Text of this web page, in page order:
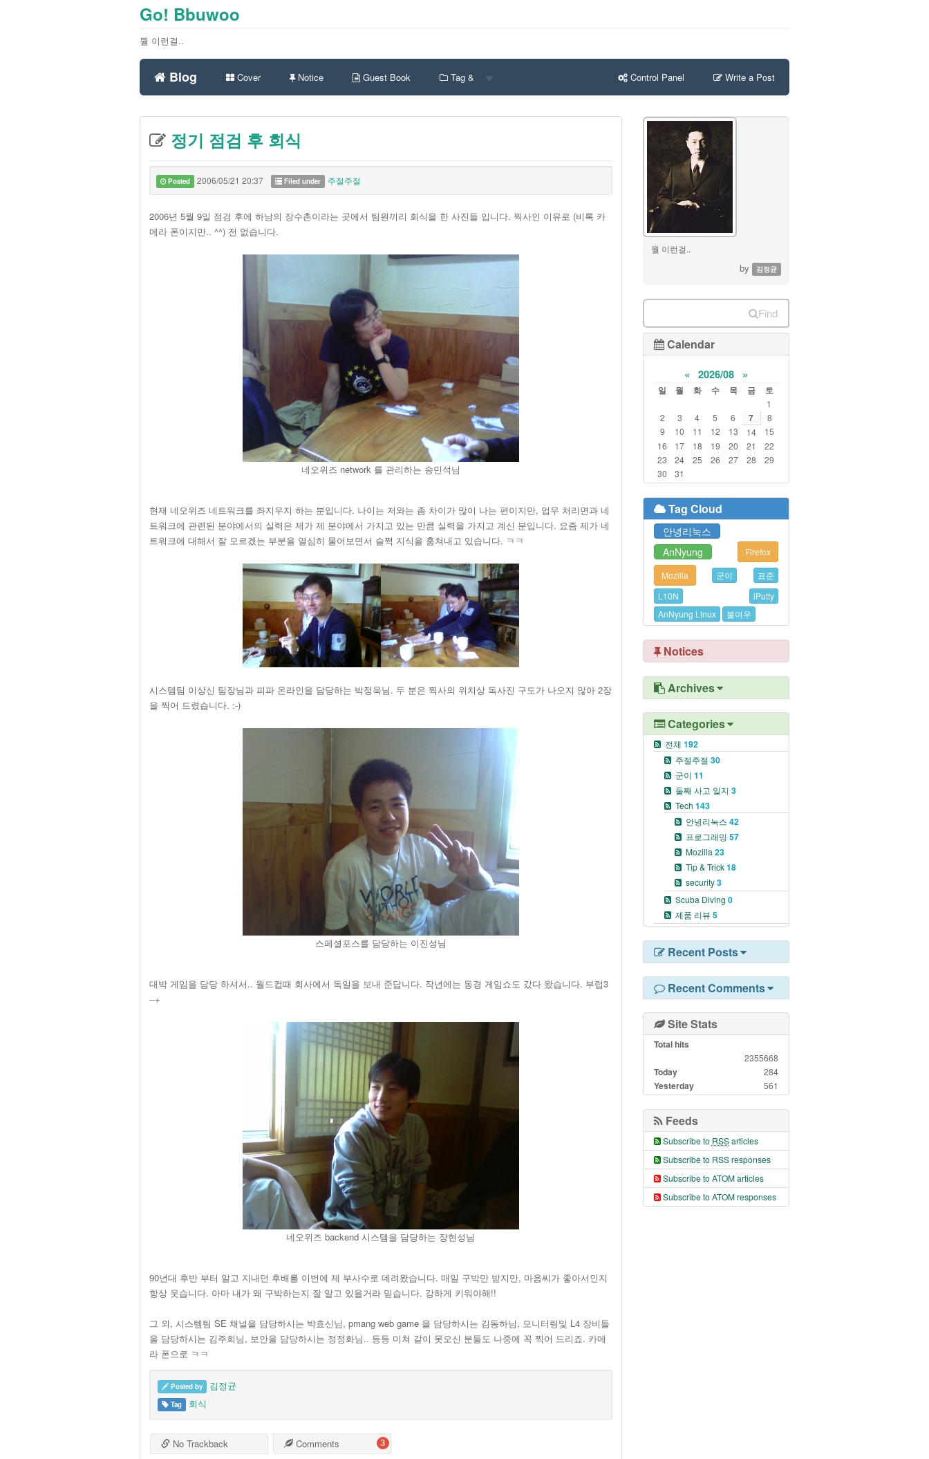
Go! Bbuwoo
뭘 이런걸..
Blog Cover Notice Guest Book Tag & Control Panel Write a Post
정기 점검 후 회식
Posted 2006/05/21 20:37 Filed under 주절주절
2006년 5월 9일 점검 후에 하남의 장수촌이라는 곳에서 팀원끼리 회식을 한 사진들 입니다. 찍사인 이유로 (비록 카
메라 폰이지만.. ^^) 전 없습니다.
네오위즈 network 를 관리하는 송민석님
현재 네오위즈 네트워크를 좌지우지 하는 분입니다. 나이는 저와는 좀 차이가 많이 나는 편이지만, 업무 처리면과 네
트워크에 관련된 분야에서의 실력은 제가 제 분야에서 가지고 있는 만큼 실력을 가지고 계신 분입니다. 요즘 제가 네
트워크에 대해서 잘 모르겠는 부분을 열심히 물어보면서 슬쩍 지식을 훔쳐내고 있습니다. ㅋㅋ
시스템팀 이상신 팀장님과 피파 온라인을 담당하는 박정욱님. 두 분은 찍사의 위치상 독사진 구도가 나오지 않아 2장
을 찍어 드렸습니다. :-)
스페셜포스를 담당하는 이진성님
대박 게임을 담당 하셔서.. 월드컵때 회사에서 독일을 보내 준답니다. 작년에는 동경 게임쇼도 갔다 왔습니다. 부럽3
--+
네오위즈 backend 시스템을 담당하는 장현성님
90년대 후반 부터 알고 지내던 후배를 이번에 제 부사수로 데려왔습니다. 매일 구박만 받지만, 마음씨가 좋아서인지
항상 웃습니다. 아마 내가 왜 구박하는지 잘 알고 있을거라 믿습니다. 강하게 키워야해!!
그 외, 시스템팀 SE 채널을 담당하시는 박효신님, pmang web game 을 담당하시는 김동하님, 모니터링및 L4 장비들
을 담당하시는 김주희님, 보안을 담당하시는 정정화님.. 등등 미쳐 같이 못오신 분들도 나중에 꼭 찍어 드리죠. 카메
라 폰으로 ㅋㅋ
Posted by 김정균
Tag 회식
No Trackback Comments 3
뭘 이런걸..
by 김정균
Find
Calendar
« 2026/08 »
일 월 화 수 목 금 토
1
2
3 4 5 6 7
8
9
10 11 12 13 14
15
16
17 18 19 20 21
22
23
24 25 26 27 28
29
30
31
Tag Cloud
안녕리눅스
AnNyung
Firefox
Mozilla
군이
표준
L10N
iPutty
AnNyung LInux
불여우
Notices
Archives
Categories
전체 192
주절주절 30
군이 11
둘째 사고 일지 3
Tech 143
안녕리눅스 42
프로그래밍 57
Mozilla 23
Tip & Trick18
security3
Scuba Diving 0
제품 리뷰 5
Recent Posts
Recent Comments
Site Stats
Total hits
2355668
Today 284
Yesterday 561
Feeds
Subscribe to RSSarticles
Subscribe to RSS responses
Subscribe to ATOM articles
Subscribe to ATOM responses